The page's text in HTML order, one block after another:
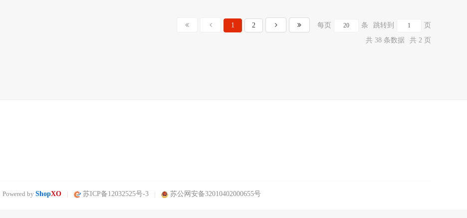
1 2 每页 条 跳转到
页
共 38 条数据
共 2 页
Powered by ShopXO | 苏ICP备12032525号-3 | 苏公网安备32010402000655号